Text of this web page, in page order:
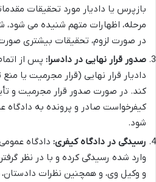
بازپرس یا دادیار مورد تحقیقات
مرحله، اظهارات متهم شنیده می
در صورت لزوم، تحقیقات بیشتری
صدور قرار نهایی در دادسرا: پس از
دادیار قرار نهایی (قرار مجرمیت یا
کند. در صورت صدور قرار مجرمیت و
کیفرخواست صادر و پرونده به دادگاه
شود.
رسیدگی در دادگاه کیفری: دادگاه
وارد شده رسیدگی کرده و با در نظر
و وکیل وی، و همچنین نظرات